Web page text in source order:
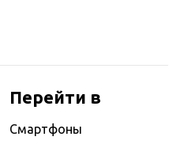
Перейти в
Смартфоны